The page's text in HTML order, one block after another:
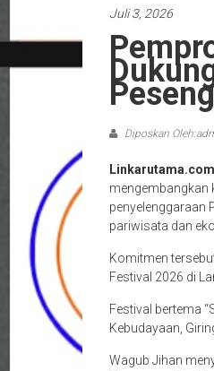
Juli 3, 2026
Diposkan
Linkarutama.com
mengembangkan
penyelenggaraan
pariwisata dan
Komitmen
Festival 2026 di
Festival bertema
Kebudayaan,
Wagub Jihan